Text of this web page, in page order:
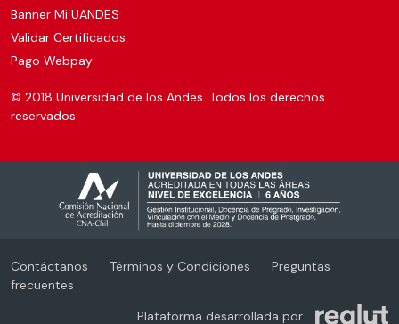
Banner Mi UANDES
Validar Certificados
Pago Webpay
© 2018 Universidad de los Andes. Todos los derechos
reservados.
Contáctanos Términos y Condiciones
Preguntas
frecuentes
Plataforma desarrollada por